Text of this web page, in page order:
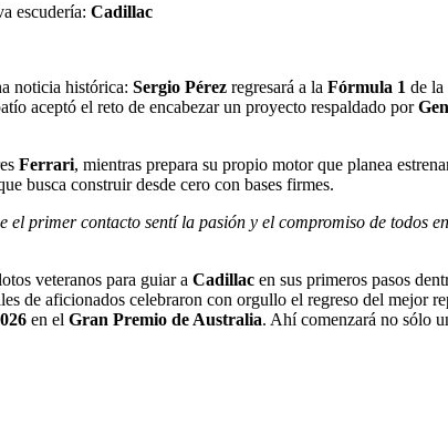
escudería: Cadillac
noticia histórica: Sergio Pérez regresará a la Fórmula 1 de la
aceptó el reto de encabezar un proyecto respaldado por
Ferrari, mientras prepara su propio motor que planea
busca construir desde cero con bases firmes.
primer contacto sentí la pasión y el compromiso de todos
veteranos para guiar a Cadillac en sus primeros pasos
de aficionados celebraron con orgullo el regreso del mejor
en el Gran Premio de Australia. Ahí comenzará no sólo